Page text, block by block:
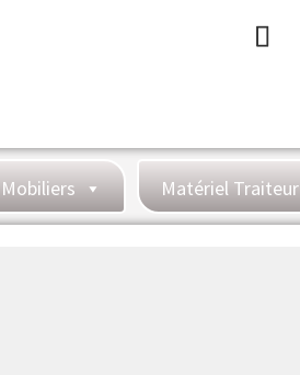
Mobiliers Matériel Traiteur